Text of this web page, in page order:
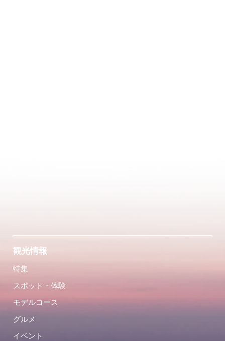
観光情報
特集
スポット・体験
モデルコース
グルメ
イベント